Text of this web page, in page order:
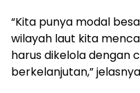
“Kita punya modal
wilayah laut kita
harus dikelola dengan
berkelanjutan,”